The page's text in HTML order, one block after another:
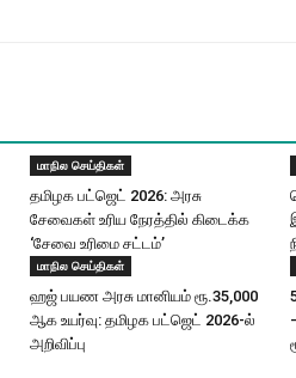
மாநில செய்திகள்
தமிழக பட்ஜெட் 2026: அரசு
சேவைகள் உரிய நேரத்தில் கிடைக்க
‘சேவை உரிமை சட்டம்’
மாநில செய்திகள்
ஹஜ் பயண அரசு மானியம் ரூ.35,000
ஆக உயர்வு: தமிழக பட்ஜெட் 2026-ல்
அறிவிப்பு